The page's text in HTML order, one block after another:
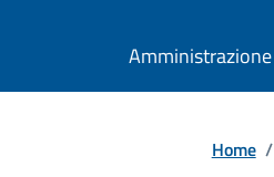
Amministrazione
Home /